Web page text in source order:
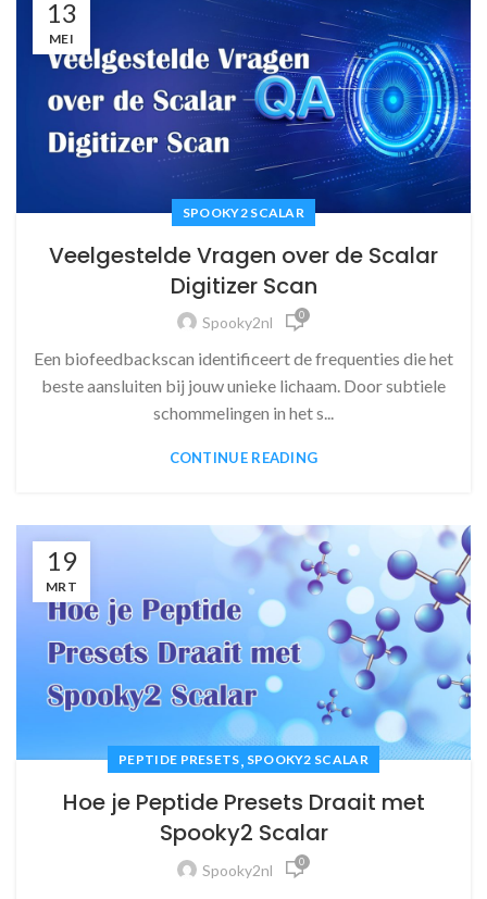
13
MEI
SPOOKY2 SCALAR
Veelgestelde Vragen over de Scalar
Digitizer Scan
Spooky2nl 0
Een biofeedbackscan identificeert de frequenties die het
beste aansluiten bij jouw unieke lichaam. Door subtiele
schommelingen in het s...
CONTINUE READING
19
MRT
PEPTIDE PRESETS, SPOOKY2 SCALAR
Hoe je Peptide Presets Draait met
Spooky2 Scalar
Spooky2nl 0